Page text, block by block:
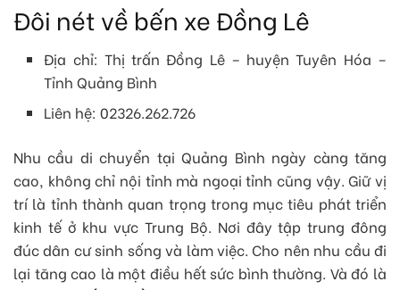
Đôi nét về bến xe Đồng Lê
Địa chỉ: Thị trấn Đồng Lê – huyện Tuyên Hóa –
Tỉnh Quảng Bình
Liên hệ: 02326.262.726
Nhu cầu di chuyển tại Quảng Bình ngày càng tăng
cao, không chỉ nội tỉnh mà ngoại tỉnh cũng vậy. Giữ vị
trí là tỉnh thành quan trọng trong mục tiêu phát triển
kinh tế ở khu vực Trung Bộ. Nơi đây tập trung đông
đúc dân cư sinh sống và làm việc. Cho nên nhu cầu đi
lại tăng cao là một điều hết sức bình thường. Và đó là